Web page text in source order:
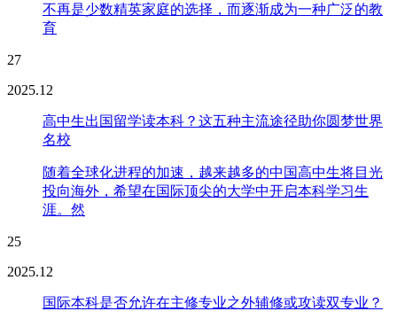
不再是少数精英家庭的选择，而逐渐成为一种广泛的教
育
27
2025.12
高中生出国留学读本科？这五种主流途径助你圆梦世界
名校
随着全球化进程的加速，越来越多的中国高中生将目光
投向海外，希望在国际顶尖的大学中开启本科学习生
涯。然
25
2025.12
国际本科是否允许在主修专业之外辅修或攻读双专业？